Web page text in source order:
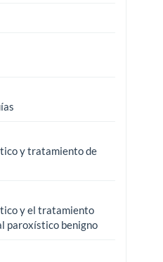
y tratamiento de
y el tratamiento
paroxístico benigno